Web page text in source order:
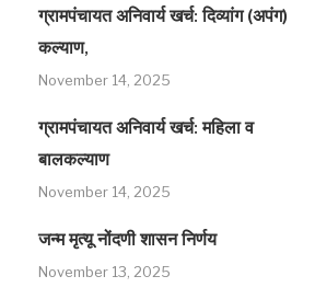
ग्रामपंचायत अनिवार्य खर्च: दिव्यांग (अपंग)
कल्याण,
November 14, 2025
ग्रामपंचायत अनिवार्य खर्च: महिला व
बालकल्याण
November 14, 2025
जन्म मृत्यू नोंदणी शासन निर्णय
November 13, 2025